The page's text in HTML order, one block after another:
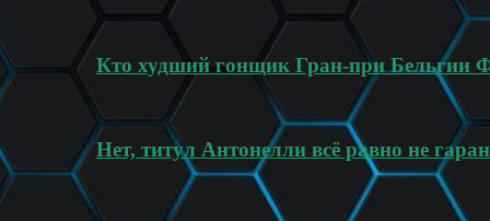
Кто худший гонщик Гран-при Бельгии
Нет, титул Антонелли всё равно не